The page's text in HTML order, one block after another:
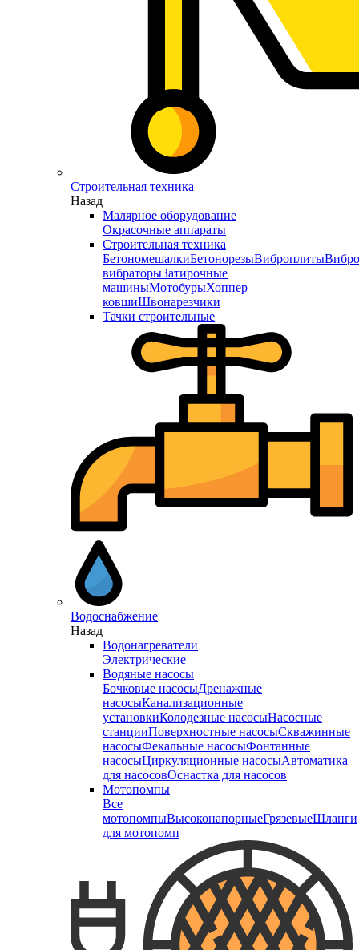
Строительная техника
Назад
Малярное оборудование
Окрасочные аппараты
Строительная техника
БетономешалкиБетонорезыВиброплиты
вибраторыЗатирочные
машиныМотобурыХоппер
ковшиШвонарезчики
Тачки строительные
Водоснабжение
Назад
Водонагреватели
Электрические
Водяные насосы
Бочковые насосыДренажные
насосыКанализационные
установкиКолодезные насосыНасосные
станцииПоверхностные насосыСкважинные
насосыФекальные насосыФонтанные
насосыЦиркуляционные насосыАвтоматика
для насосовОснастка для насосов
Мотопомпы
Все
мотопомпыВысоконапорныеГрязевыеШланги
для мотопомп